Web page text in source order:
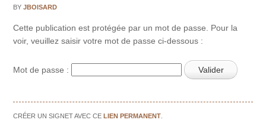
BYJBOISARD
Cette publication est protégée par un mot de passe. Pour la
voir, veuillez saisir votre mot de passe ci-dessous :
Mot de passe :
CRÉER UN SIGNET AVEC CELIEN PERMANENT